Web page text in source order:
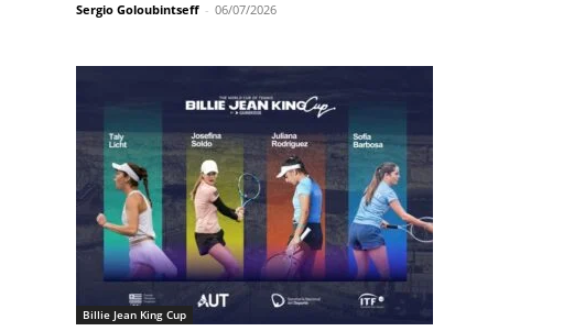
Sergio Goloubintseff - 06/07/2026
Billie Jean King Cup